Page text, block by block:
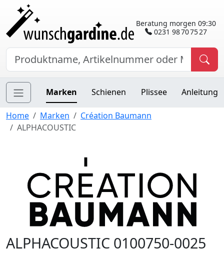
Beratung morgen 09:30
0231 98 70 75 27
Marken Schienen Plissee Anleitung
Home Marken
Création Baumann
ALPHACOUSTIC
ALPHACOUSTIC 0100750-0025